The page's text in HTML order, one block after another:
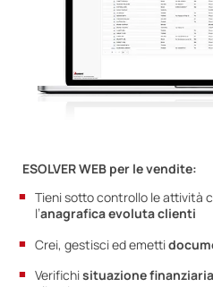
ESOLVER WEB per le vendite:
Tieni sotto controllo le attività
l’anagrafica evoluta clienti
Crei, gestisci ed emetti
Verifichisituazione finanziaria